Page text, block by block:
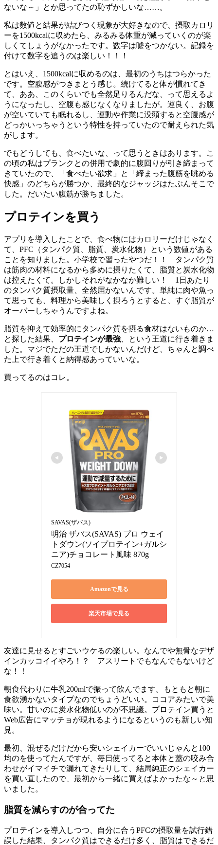
ないな～」とか思ってたの恥ずかしいな……。
私は数値と結果が結びつく現象が大好きなので、摂取カロリ
ーを1500kcalに収めたら、みるみる体重が減っていくのが楽
しくてしょうがなかったです。数字は嘘をつかない。記録を
付けて数字を追うのは楽しい！！！
とはいえ、1500kcalに収めるのは、最初のうちはつらかった
です。空腹感がつきまとう感じ。続けてると体が慣れてき
て、ああ、このくらいでも全然足りるんだな、って思えるよ
うになったし、空腹も感じなくなりましたが。運良く、お腹
が空いていても眠れるし、運動や作業に没頭すると空腹感が
どっかいっちゃうという特性を持っていたので耐えられた気
がします。
でもどうしても、食べたいな、って思うときはあります。こ
の頃の私はプランクとの併用で劇的に腹回りが引き締まって
きていたので、「食べたい欲求」と「締まった腹筋を眺める
快感」のどちらが勝つか、最終的なジャッジはたぶんそこで
した。だいたい腹筋が勝ちました。
プロテインを買う
アプリを導入したことで、食べ物にはカロリーだけじゃなく
て、PFC（タンパク質、脂質、炭水化物）という数値がある
ことを知りました。小学校で習ったやつだ！！ タンパク質
は筋肉の材料になるから多めに摂りたくて、脂質と炭水化物
は控えたくて。しかしそれがなかなか難しい！ 1日あたり
のタンパク質摂取量、全然届かないんです。単純に肉や魚っ
て思っても、料理から美味しく摂ろうとすると、すぐ脂質が
オーバーしちゃうんですよね。
脂質を抑えて効率的にタンパク質を摂る食材はないものか…
と探した結果、 プロテインが最強 、という王道に行き着きま
した。マジでただの王道でしかないんだけど、ちゃんと調べ
た上で行き着くと納得感あっていいな。
買ってるのはコレ。
SAVAS(ザバス)
明治 ザバス(SAVAS) プロ ウェイ
トダウン(ソイプロテイン+ガルシ
ニア)チョコレート風味 870g
CZ7054
Amazonで見る
楽天市場で見る
友達に見せるとすごいウケるの楽しい。なんでや無骨なデザ
インカッコイイやろ！？ アスリートでもなんでもないけど
な！！
朝食代わりに牛乳200mlで振って飲んでます。もともと朝に
食欲湧かないタイプなのでちょうどいい。ココアみたいで美
味い。甘いのに炭水化物低いのが不思議。プロテイン買うと
Web広告にマッチョが現れるようになるというのも新しい知
見。
最初、混ぜるだけだから安いシェイカーでいいじゃんと100
均のを使ってたんですが、毎日使ってると本体と蓋の咬み合
わせがイマイチで漏れてきたりして、結局純正のシェイカー
を買い直したので、最初から一緒に買えばよかったな～と思
いました。
脂質を減らすのが合ってた
プロテインを導入しつつ、自分に合うPFCの摂取量を試行錯
誤した結果、タンパク質はできるだけ多く、脂質はできるだ